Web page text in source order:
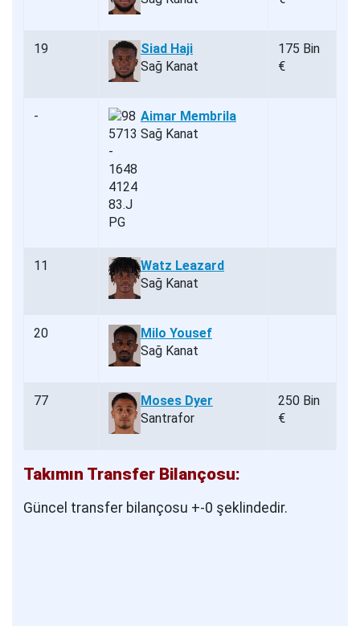
19
Siad Haji
Sağ Kanat
175 Bin
€
-
Aimar Membrila
Sağ Kanat
11
Watz Leazard
Sağ Kanat
20
Milo Yousef
Sağ Kanat
77
Moses Dyer
Santrafor
250 Bin
€
Takımın Transfer Bilançosu:
Güncel transfer bilançosu +-0 şeklindedir.